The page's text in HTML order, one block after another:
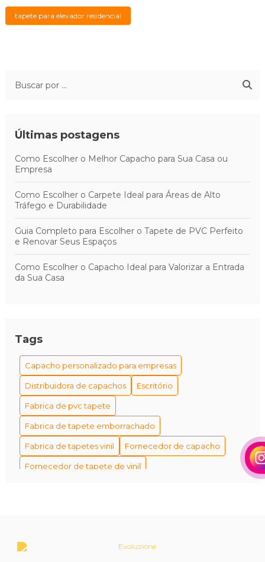
tapete para elevador residencial
Últimas postagens
Como Escolher o Melhor Capacho para Sua Casa ou
Empresa
Como Escolher o Carpete Ideal para Áreas de Alto
Tráfego e Durabilidade
Guia Completo para Escolher o Tapete de PVC Perfeito
e Renovar Seus Espaços
Como Escolher o Capacho Ideal para Valorizar a Entrada
da Sua Casa
Tags
Capacho personalizado para empresas
Distribuidora de capachos Escritório
Fabrica de pvc tapete
Fabrica de tapete emborrachado
Fabrica de tapetes vinil Fornecedor de capacho
Fornecedor de tapete de vinil
Fábrica de tapetes e capachos personalizados